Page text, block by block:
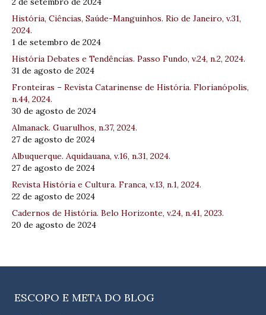
História, Ciências, Saúde-Manguinhos. Rio de Janeiro, v.31,
2024.
1 de setembro de 2024
História Debates e Tendências. Passo Fundo, v.24, n.2, 2024.
31 de agosto de 2024
Fronteiras – Revista Catarinense de História. Florianópolis,
n.44, 2024.
30 de agosto de 2024
Almanack. Guarulhos, n.37, 2024.
27 de agosto de 2024
Albuquerque. Aquidauana, v.16, n.31, 2024.
27 de agosto de 2024
Revista História e Cultura. Franca, v.13, n.1, 2024.
22 de agosto de 2024
Cadernos de História. Belo Horizonte, v.24, n.41, 2023.
20 de agosto de 2024
ESCOPO E META DO BLOG